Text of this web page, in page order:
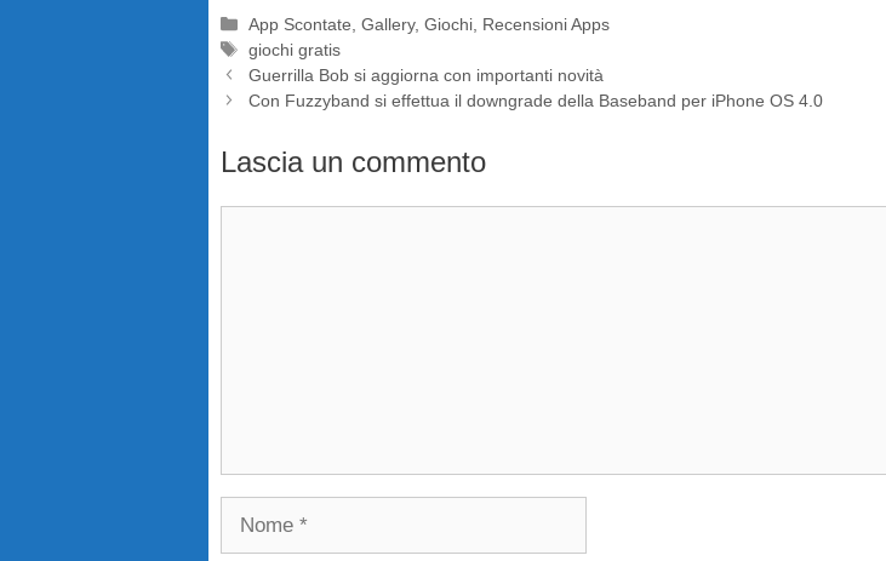
Categorie
App Scontate ,Gallery,Giochi Recensioni Apps
Tag
giochi gratis
Guerrilla Bob si aggiorna con importanti novità
Con Fuzzyband si effettua il downgrade della Baseband per iPhone OS 4.0
Lascia un commento